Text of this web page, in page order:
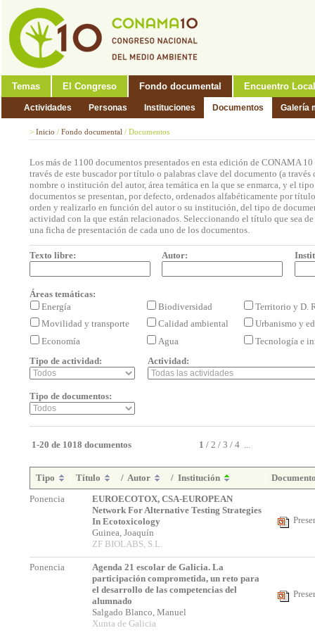
Temas El Congreso Fondo documental Encuentro Local
Actividades Personas Instituciones Documentos Galería
> Inicio / Fondo documental / Documentos
Los más de 1100 documentos presentados en esta edición de CONAMA
través de este buscador por título o palabras clave del documento (a
nombre o institución del autor, área temática en la que se enmarca, y el
documentos se presentan, por defecto, ordenados alfabéticamente por
orden y realizarlo en función del autor o su institución, del tipo de
actividad con la que están relacionados. Seleccionando el título que sea de
una ficha de presentación de cada uno de los documentos.
Texto libre: Autor:
Áreas temáticas:
Energía
Biodiversidad
Territorio y D.
Movilidad y transporte
Calidad ambiental
Urbanismo y
Economía
Agua
Tecnología e
Tipo de actividad:
Actividad:
Tipo de documentos:
1-20 de 1018 documentos 1 / 2 / 3 / 4 ...
Tipo Título / Autor / Institución
Ponencia
EUROECOTOX, CSA-EUROPEAN
Network For Alternative Testing Strategies
In Ecotoxicology
Guinea, Joaquín
ZF BIOLABS, S.L.
Ponencia
Agenda 21 escolar de Galicia. La
participación comprometida, un reto para
el desarrollo de las competencias del
alumnado
Salgado Blanco, Manuel
Xunta de Galicia